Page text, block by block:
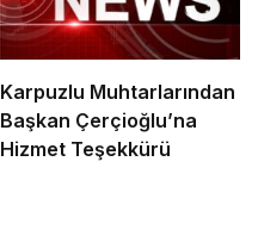
Karpuzlu Muhtarlarından
Başkan Çerçioğlu’na
Hizmet Teşekkürü